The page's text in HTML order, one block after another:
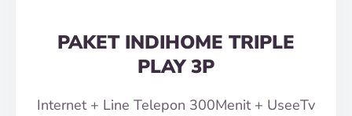
PAKET INDIHOME TRIPLE
PLAY 3P
Internet + Line Telepon 300Menit + UseeTv